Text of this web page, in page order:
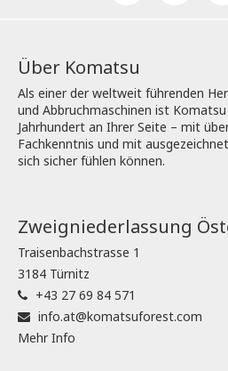
Über Komatsu
Als einer der weltweit führenden
und Abbruchmaschinen ist
Jahrhundert an Ihrer Seite – mit
Fachkenntnis und mit
sich sicher fühlen können.
Zweigniederlassung
Traisenbachstrasse 1
3184 Türnitz
+43 27 69 84 571
info.at@komatsuforest.com
Mehr Info